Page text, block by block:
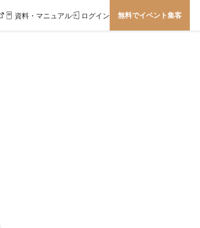
資料・マニュアル ログイン 無料でイベント集客